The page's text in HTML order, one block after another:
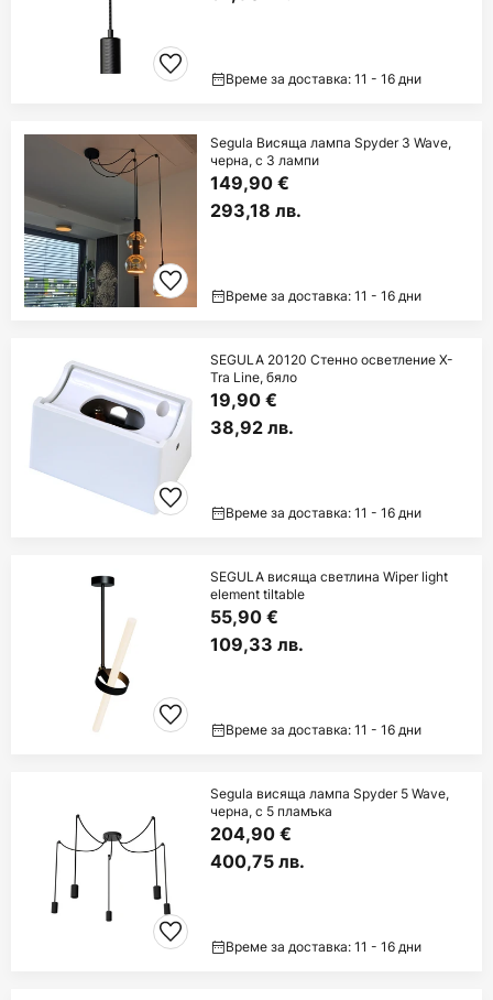
Време за доставка: 11 - 16 дни
Segula Висяща лампа Spyder 3 Wave,
черна, с 3 лампи
149,90 €
293,18 лв.
Време за доставка: 11 - 16 дни
SEGULA 20120 Стенно осветление X-
Tra Line, бяло
19,90 €
38,92 лв.
Време за доставка: 11 - 16 дни
SEGULA висяща светлина Wiper light
element tiltable
55,90 €
109,33 лв.
Време за доставка: 11 - 16 дни
Segula висяща лампа Spyder 5 Wave,
черна, с 5 пламъка
204,90 €
400,75 лв.
Време за доставка: 11 - 16 дни